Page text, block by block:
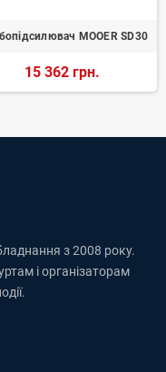
MOOER SD30
15 362 грн.
з 2008 року.
і організаторам